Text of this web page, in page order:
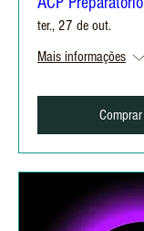
ter., 27 de out.
Mais informações